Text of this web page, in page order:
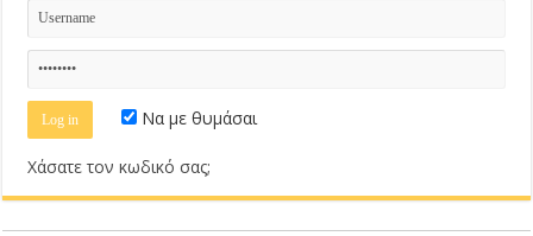
Να με θυμάσαι
Χάσατε τον κωδικό σας;